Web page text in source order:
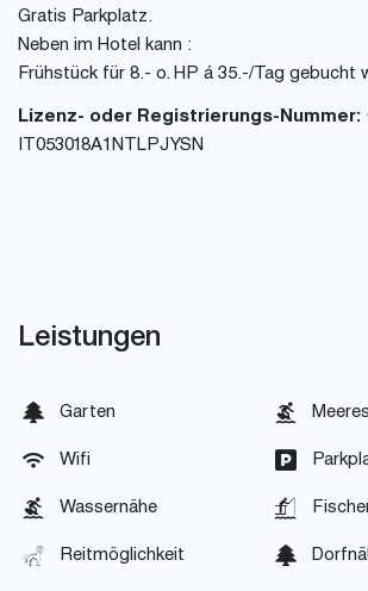
Gratis Parkplatz.
Neben im Hotel kann :
Frühstück für 8.- o. HP á 35.-/Tag gebucht
Lizenz- oder Registrierungs-Nummer:
IT053018A1NTLPJYSN
Leistungen
Garten
Wifi
Wassernähe
Reitmöglichkeit